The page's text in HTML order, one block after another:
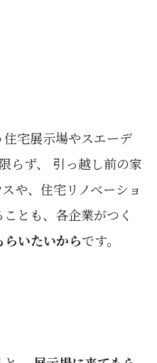
宅展示場やスエーデ
らず、 引っ越し前の家
や、住宅リノベーショ
とも、各企業がつく
いたいからです。